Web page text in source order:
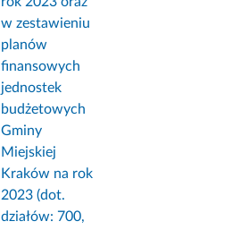
w zestawieniu
planów
finansowych
jednostek
budżetowych
Gminy
Miejskiej
Kraków na rok
2023 (dot.
działów: 700,